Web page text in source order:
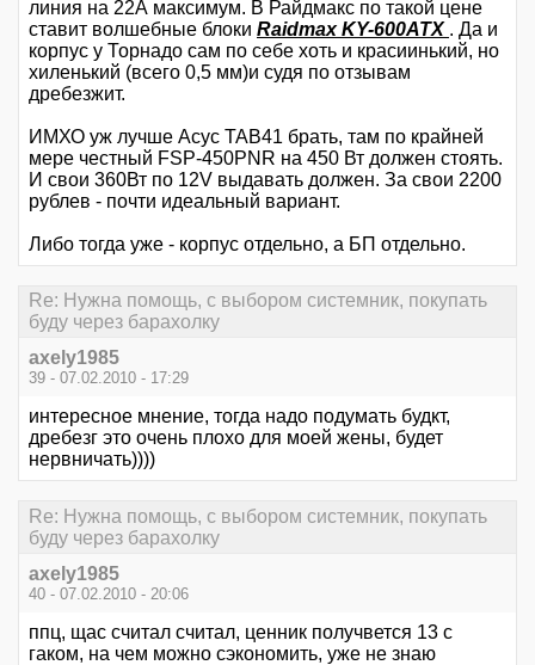
линия на 22А максимум. В Райдмакс по такой цене
ставит волшебные блоки Raidmax KY-600ATX . Да и
корпус у Торнадо сам по себе хоть и красиинький, но
хиленький (всего 0,5 мм)и судя по отзывам
дребезжит.
ИМХО уж лучше Асус ТАB41 брать, там по крайней
мере честный FSP-450PNR на 450 Вт должен стоять.
И свои 360Вт по 12V выдавать должен. За свои 2200
рублев - почти идеальный вариант.
Либо тогда уже - корпус отдельно, а БП отдельно.
Re: Нужна помощь, с выбором системник, покупать
буду через барахолку
axely1985
39 - 07.02.2010 - 17:29
интересное мнение, тогда надо подумать будкт,
дребезг это очень плохо для моей жены, будет
нервничать))))
Re: Нужна помощь, с выбором системник, покупать
буду через барахолку
axely1985
40 - 07.02.2010 - 20:06
ппц, щас считал считал, ценник получвется 13 с
гаком, на чем можно сэкономить, уже не знаю